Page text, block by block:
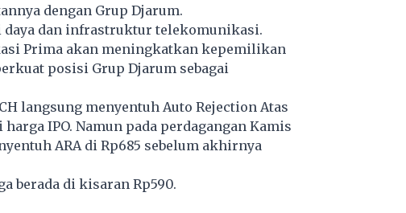
dengan Grup Djarum.
daya dan infrastruktur telekomunikasi.
Prima akan meningkatkan kepemilikan
posisi Grup Djarum sebagai
langsung menyentuh Auto Rejection Atas
harga IPO. Namun pada perdagangan Kamis
ARA di Rp685 sebelum akhirnya
berada di kisaran Rp590.